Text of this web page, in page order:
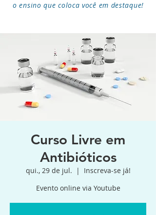
o ensino que coloca você em destaque!
Curso Livre em
Antibióticos
qui., 29 de jul.
  |
Inscreva-se já!
Evento online via Youtube